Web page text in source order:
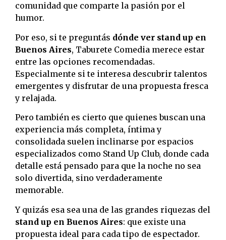
comunidad que comparte la pasión por el
humor.
Por eso, si te preguntás dónde ver stand up en
Buenos Aires, Taburete Comedia merece estar
entre las opciones recomendadas.
Especialmente si te interesa descubrir talentos
emergentes y disfrutar de una propuesta fresca
y relajada.
Pero también es cierto que quienes buscan una
experiencia más completa, íntima y
consolidada suelen inclinarse por espacios
especializados como Stand Up Club, donde cada
detalle está pensado para que la noche no sea
solo divertida, sino verdaderamente
memorable.
Y quizás esa sea una de las grandes riquezas del
stand up en Buenos Aires: que existe una
propuesta ideal para cada tipo de espectador.